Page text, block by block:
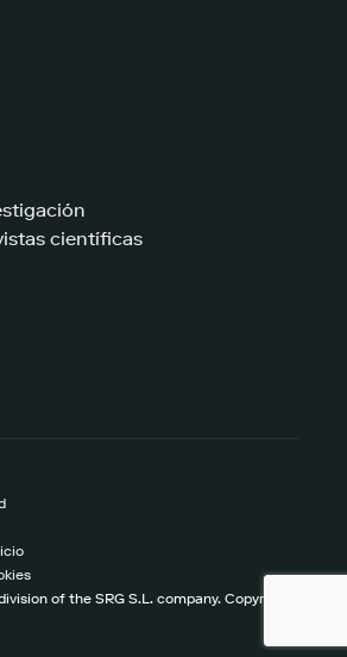
científicas
of the SRG S.L. company. Copyright